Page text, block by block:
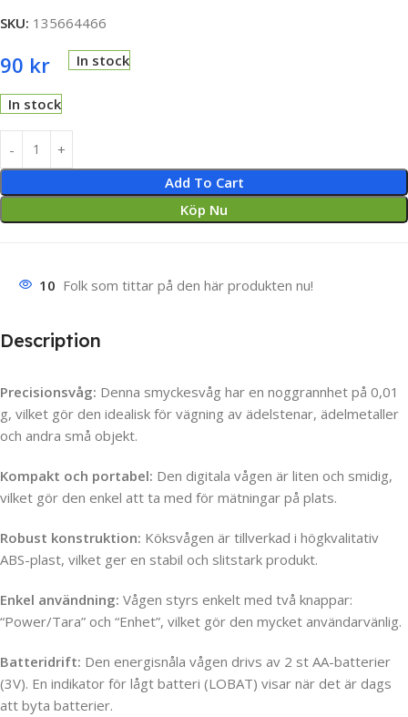
SKU: 135664466
90 kr In stock
In stock
Add To Cart
Köp Nu
10 Folk som tittar på den här produkten nu!
Description
Precisionsvåg: Denna smyckesvåg har en noggrannhet på 0,01
g, vilket gör den idealisk för vägning av ädelstenar, ädelmetaller
och andra små objekt.
Kompakt och portabel: Den digitala vågen är liten och smidig,
vilket gör den enkel att ta med för mätningar på plats.
Robust konstruktion: Köksvågen är tillverkad i högkvalitativ
ABS-plast, vilket ger en stabil och slitstark produkt.
Enkel användning: Vågen styrs enkelt med två knappar:
“Power/Tara” och “Enhet”, vilket gör den mycket användarvänlig.
Batteridrift: Den energisnåla vågen drivs av 2 st AA-batterier
(3V). En indikator för lågt batteri (LOBAT) visar när det är dags
att byta batterier.